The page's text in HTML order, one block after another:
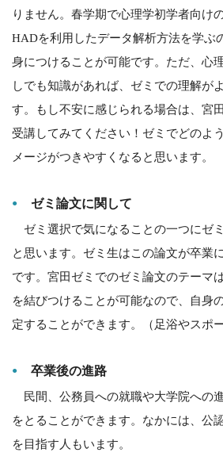
りません。春学期で心理学初学者向け
HADを利用したデータ解析方法を学ぶ
身につけることが可能です。ただ、心
しでも知識があれば、ゼミでの理解が
す。もし不安に感じられる場合は、宮
受講してみてください！ゼミでどのよ
メージがつきやすくなると思います。
ゼミ論文に関して
ゼミ選択で気になることの一つにゼ
と思います。ゼミ生はこの論文が卒業
です。宮田ゼミでのゼミ論文のテーマ
を結びつけることが可能なので、自身
定することができます。（足浴やスポ
卒業後の進路
民間、公務員への就職や大学院への
をとることができます。なかには、公
を目指す人もいます。